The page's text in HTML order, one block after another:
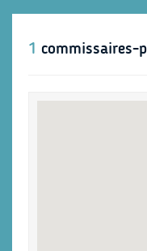
1 commissaires-